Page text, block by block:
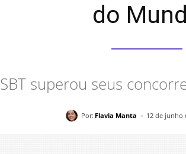
do
SBT superou seus
Por: Flavia Manta - 12 de junho